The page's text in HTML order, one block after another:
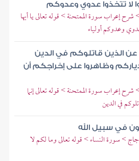
لا تتخذوا عدوي وعدوكم
إعراب سورة الممتحنة > قوله تعالى يا أيها
وعدوكم أولياء
عن الذين قاتلوكم في الدين
وظاهروا على إخراجكم أن
إعراب سورة الممتحنة > قوله تعالى إنما
في الدين
في سبيل الله
> سورة النساء > قوله تعالى وما لكم لا